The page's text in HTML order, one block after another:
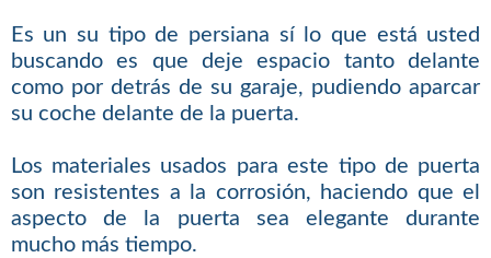
Es un su tipo de persiana sí lo que está usted
buscando es que deje espacio tanto delante
como por detrás de su garaje, pudiendo aparcar
su coche delante de la puerta.
Los materiales usados para este tipo de puerta
son resistentes a la corrosión, haciendo que el
aspecto de la puerta sea elegante durante
mucho más tiempo.